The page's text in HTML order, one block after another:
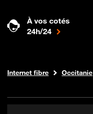
À vos cotés
24h/24
Boutique Orange
Internet fibre Occitanie